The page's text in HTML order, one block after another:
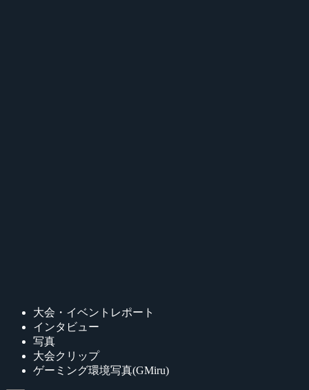
大会・イベントレポート
インタビュー
写真
大会クリップ
ゲーミング環境写真(GMiru)